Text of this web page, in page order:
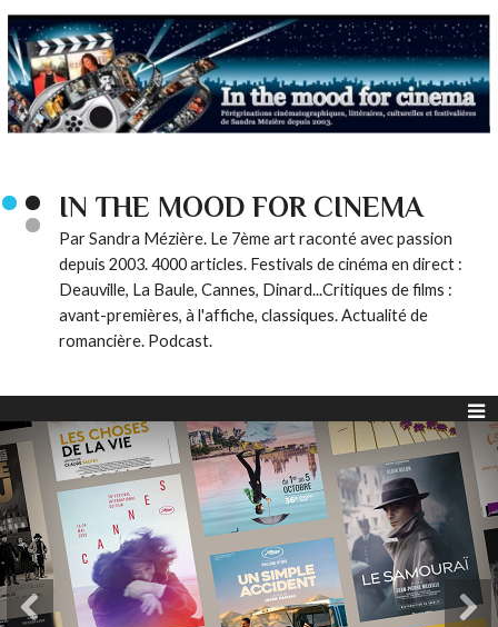
IN THE MOOD FOR CINEMA
Par Sandra Mézière. Le 7ème art raconté avec passion
depuis 2003. 4000 articles. Festivals de cinéma en direct :
Deauville, La Baule, Cannes, Dinard...Critiques de films :
avant-premières, à l'affiche, classiques. Actualité de
romancière. Podcast.